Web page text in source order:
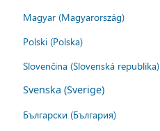
Magyar (Magyarország)
Polski (Polska)
Slovenčina (Slovenská republika)
Svenska (Sverige)
Български (България)